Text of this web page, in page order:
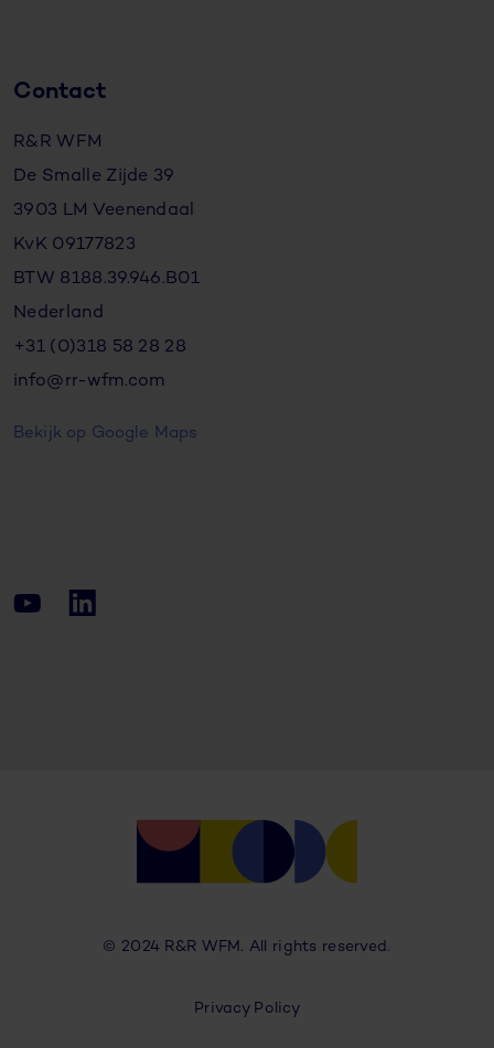
Contact
R&R WFM
De Smalle Zijde 39
3903 LM Veenendaal
KvK 09177823
BTW 8188.39.946.B01
Nederland
+31 (0)318 58 28 28
info@rr-wfm.com
Bekijk op Google Maps
© 2024 R&R WFM. All rights reserved.
Privacy Policy